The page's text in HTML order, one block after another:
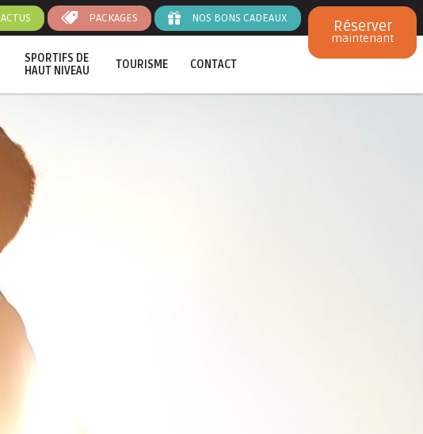
Réserver
maintenant
ACTUS PACKAGES NOS BONS CADEAUX
SPORTIFS DE
HAUT NIVEAU
TOURISME CONTACT